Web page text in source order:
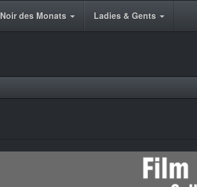
Noir des Monats Ladies & Gents